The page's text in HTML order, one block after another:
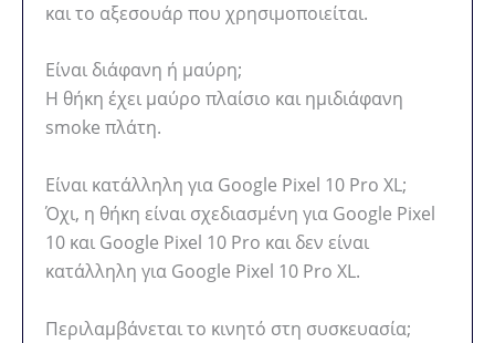
και το αξεσουάρ που χρησιμοποιείται.
Είναι διάφανη ή μαύρη;
Η θήκη έχει μαύρο πλαίσιο και ημιδιάφανη
smoke πλάτη.
Είναι κατάλληλη για Google Pixel 10 Pro XL;
Όχι, η θήκη είναι σχεδιασμένη για Google Pixel
10 και Google Pixel 10 Pro και δεν είναι
κατάλληλη για Google Pixel 10 Pro XL.
Περιλαμβάνεται το κινητό στη συσκευασία;